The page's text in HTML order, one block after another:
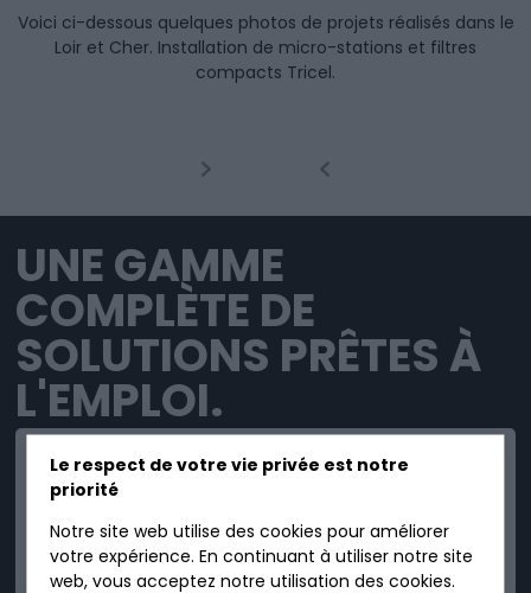
Le respect de votre vie privée est notre
priorité
Notre site web utilise des cookies pour améliorer
votre expérience. En continuant à utiliser notre site
web, vous acceptez notre utilisation des cookies.
Voici ci-dessous quelques photos de projets réalisés dans le
Loir et Cher. Installation de micro-stations et filtres
compacts Tricel.
UNE GAMME
COMPLÈTE DE
SOLUTIONS PRÊTES À
L'EMPLOI.
SIMPLE